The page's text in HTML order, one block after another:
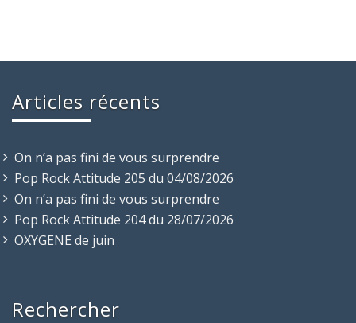
Articles récents
On n’a pas fini de vous surprendre
Pop Rock Attitude 205 du 04/08/2026
On n’a pas fini de vous surprendre
Pop Rock Attitude 204 du 28/07/2026
OXYGENE de juin
Rechercher